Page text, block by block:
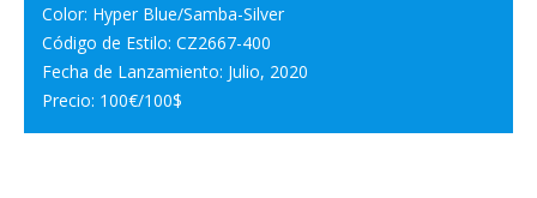
Color: Hyper Blue/Samba-Silver
Código de Estilo: CZ2667-400
Fecha de Lanzamiento: Julio, 2020
Precio: 100€/100$